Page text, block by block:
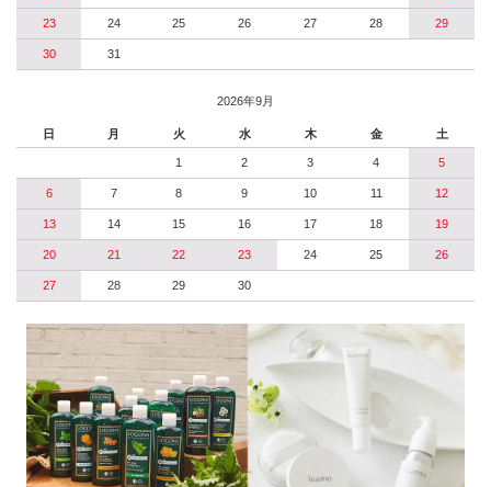
23 24 25 26 27 28 29
30 31
2026年9月
日 月 火 水 木 金 土
1 2 3 4 5
6 7 8 9 10 11 12
13 14 15 16 17 18 19
20 21 22 23 24 25 26
27 28 29 30